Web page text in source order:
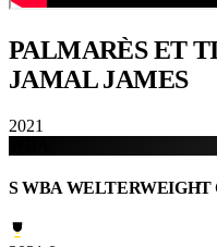
PALMARÈS ET
JAMAL JAMES
2021
S WBA